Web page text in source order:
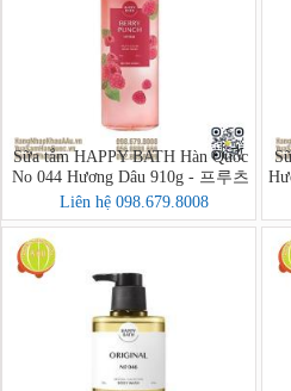
Sữa tắm HAPPY BATH Hàn Quốc
No 044 Hương Dâu 910g - 프루츠
크러시 바디워시
Liên hệ 098.679.8008